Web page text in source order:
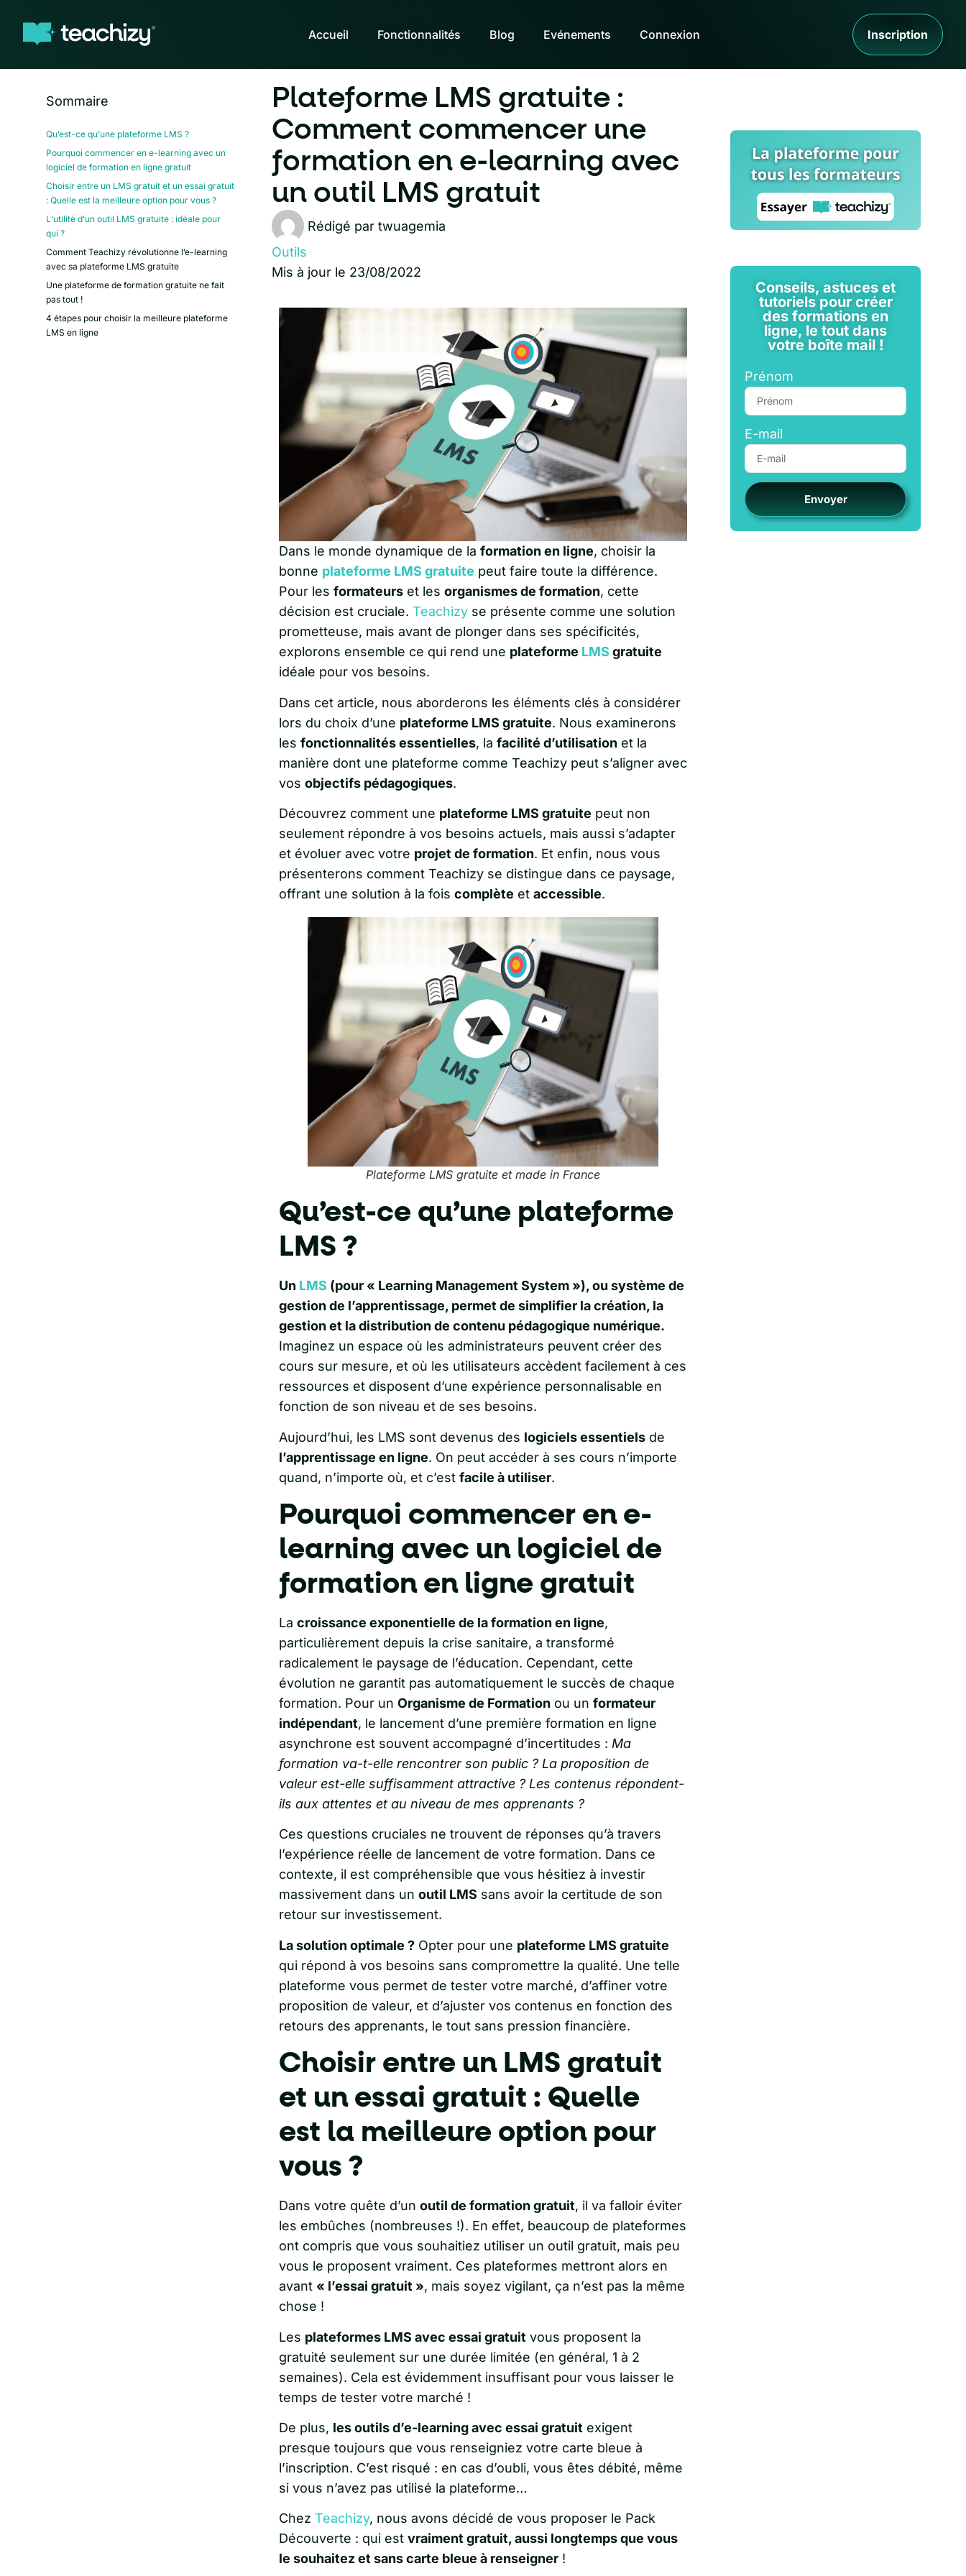
Accueil Fonctionnalités Blog Evénements Connexion Inscription
Sommaire
Qu’est-ce qu’une plateforme LMS ?
Pourquoi commencer en e-learning avec un
logiciel de formation en ligne gratuit
Choisir entre un LMS gratuit et un essai gratuit
: Quelle est la meilleure option pour vous ?
L’utilité d’un outil LMS gratuite : idéale pour
qui ?
Comment Teachizy révolutionne l’e-learning
avec sa plateforme LMS gratuite
Une plateforme de formation gratuite ne fait
pas tout !
4 étapes pour choisir la meilleure plateforme
LMS en ligne
Plateforme LMS gratuite :
Comment commencer une
formation en e-learning avec
un outil LMS gratuit
Rédigé par twuagemia
Outils
Mis à jour le 23/08/2022
Dans le monde dynamique de la formation en ligne, choisir la
bonne plateforme LMS gratuite peut faire toute la différence.
Pour les formateurset les organismes de formation, cette
décision est cruciale. Teachizyse présente comme une solution
prometteuse, mais avant de plonger dans ses spécificités,
explorons ensemble ce qui rend une plateforme LMS gratuite
idéale pour vos besoins.
Dans cet article, nous aborderons les éléments clés à considérer
lors du choix d’une plateforme LMS gratuite. Nous examinerons
les fonctionnalités essentielles, la facilité d’utilisation et la
manière dont une plateforme comme Teachizy peut s’aligner avec
vos objectifs pédagogiques.
Découvrez comment une plateforme LMS gratuite peut non
seulement répondre à vos besoins actuels, mais aussi s’adapter
et évoluer avec votre projet de formation. Et enfin, nous vous
présenterons comment Teachizy se distingue dans ce paysage,
offrant une solution à la fois complète et accessible.
Plateforme LMS gratuite et made in France
Qu’est-ce qu’une plateforme
LMS ?
Un LMS (pour « Learning Management System »), ou système de
gestion de l’apprentissage, permet de simplifier la création, la
gestion et la distribution de contenu pédagogique numérique.
Imaginez un espace où les administrateurs peuvent créer des
cours sur mesure, et où les utilisateurs accèdent facilement à ces
ressources et disposent d’une expérience personnalisable en
fonction de son niveau et de ses besoins.
Aujourd’hui, les LMS sont devenus des logiciels essentielsde
l’apprentissage en ligne. On peut accéder à ses cours n’importe
quand, n’importe où, et c’est facile à utiliser.
Pourquoi commencer en e-
learning avec un logiciel de
formation en ligne gratuit
La croissance exponentielle de la formation en ligne,
particulièrement depuis la crise sanitaire, a transformé
radicalement le paysage de l’éducation. Cependant, cette
évolution ne garantit pas automatiquement le succès de chaque
formation. Pour un Organisme de Formation ou un formateur
indépendant, le lancement d’une première formation en ligne
asynchrone est souvent accompagné d’incertitudes : Ma
formation va-t-elle rencontrer son public ? La proposition de
valeur est-elle suffisamment attractive ? Les contenus répondent-
ils aux attentes et au niveau de mes apprenants ?
Ces questions cruciales ne trouvent de réponses qu’à travers
l’expérience réelle de lancement de votre formation. Dans ce
contexte, il est compréhensible que vous hésitiez à investir
massivement dans un outil LMS sans avoir la certitude de son
retour sur investissement.
La solution optimale ?Opter pour une plateforme LMS gratuite
qui répond à vos besoins sans compromettre la qualité. Une telle
plateforme vous permet de tester votre marché, d’affiner votre
proposition de valeur, et d’ajuster vos contenus en fonction des
retours des apprenants, le tout sans pression financière.
Choisir entre un LMS gratuit
et un essai gratuit : Quelle
est la meilleure option pour
vous ?
Dans votre quête d’un outil de formation gratuit, il va falloir éviter
les embûches (nombreuses !). En effet, beaucoup de plateformes
ont compris que vous souhaitiez utiliser un outil gratuit, mais peu
vous le proposent vraiment. Ces plateformes mettront alors en
avant « l’essai gratuit », mais soyez vigilant, ça n’est pas la même
chose !
Les plateformes LMS avec essai gratuit vous proposent la
gratuité seulement sur une durée limitée (en général, 1 à 2
semaines). Cela est évidemment insuffisant pour vous laisser le
temps de tester votre marché !
De plus, les outils d’e-learning avec essai gratuit exigent
presque toujours que vous renseigniez votre carte bleue à
l’inscription. C’est risqué : en cas d’oubli, vous êtes débité, même
si vous n’avez pas utilisé la plateforme…
Chez Teachizy, nous avons décidé de vous proposer le Pack
Découverte : qui est vraiment gratuit, aussi longtemps que vous
le souhaitez et sans carte bleue à renseigner!
Conseils, astuces et
tutoriels pour créer
des formations en
ligne, le tout dans
votre boîte mail !
Prénom
E-mail
Envoyer